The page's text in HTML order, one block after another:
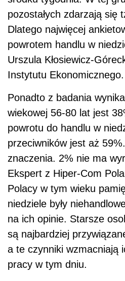
pozostałych zdarzają się
Dlatego najwięcej
powrotem handlu w
Urszula Kłosiewicz-
Instytutu Ekonomicznego.
Ponadto z badania
wiekowej 56-80 lat jest
powrotu do handlu w
przeciwników jest aż
znaczenia. 2% nie ma
Ekspert z Hiper-Com
Polacy w tym wieku
niedziele były
na ich opinie. Starsze
są najbardziej
a te czynniki wzmacniają
pracy w tym dniu.